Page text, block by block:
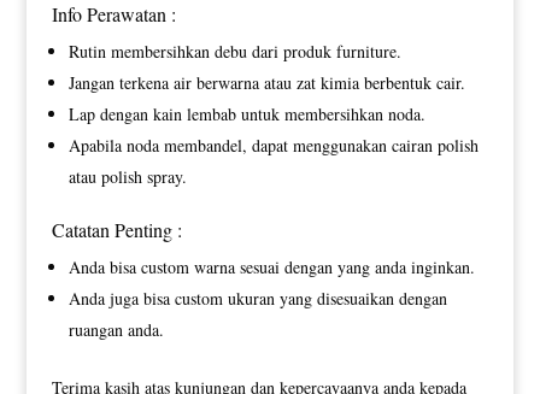
Info Perawatan :
Rutin membersihkan debu dari produk furniture.
Jangan terkena air berwarna atau zat kimia berbentuk cair.
Lap dengan kain lembab untuk membersihkan noda.
Apabila noda membandel, dapat menggunakan cairan polish
atau polish spray.
Catatan Penting :
Anda bisa custom warna sesuai dengan yang anda inginkan.
Anda juga bisa custom ukuran yang disesuaikan dengan
ruangan anda.
Terima kasih atas kunjungan dan kepercayaanya anda kepada